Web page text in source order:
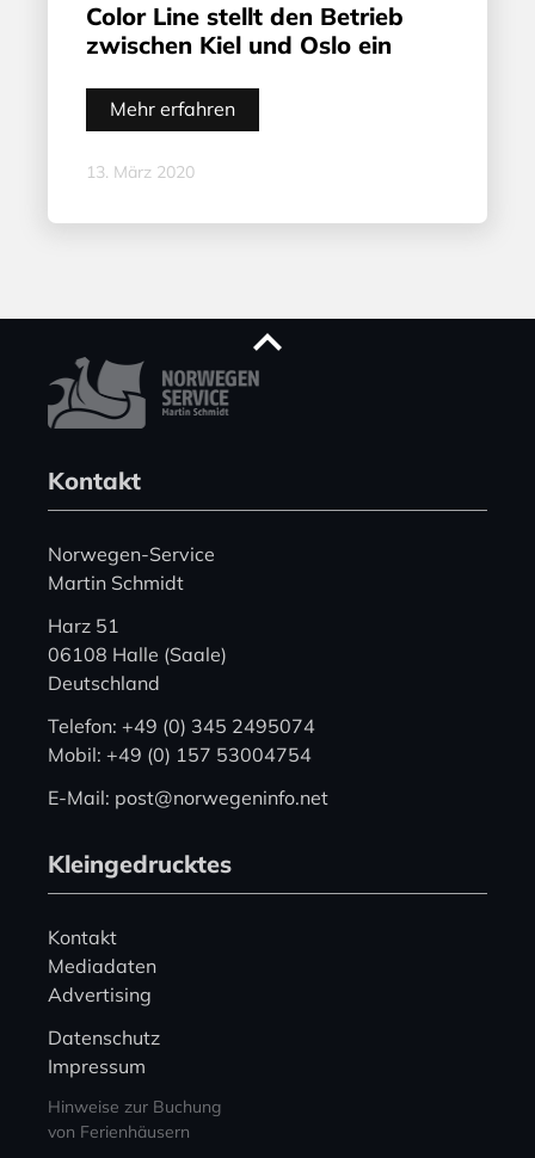
Color Line stellt den Betrieb
zwischen Kiel und Oslo ein
Mehr erfahren
13. März 2020
Kontakt
Norwegen-Service
Martin Schmidt
Harz 51
06108 Halle (Saale)
Deutschland
Telefon: +49 (0) 345 2495074
Mobil: +49 (0) 157 53004754
E-Mail: post@norwegeninfo.net
Kleingedrucktes
Kontakt
Mediadaten
Advertising
Datenschutz
Impressum
Hinweise zur Buchung
von Ferienhäusern